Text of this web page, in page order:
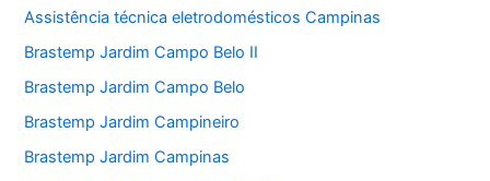
Assistência técnica eletrodomésticos Campinas
Brastemp Jardim Campo Belo II
Brastemp Jardim Campo Belo
Brastemp Jardim Campineiro
Brastemp Jardim Campinas